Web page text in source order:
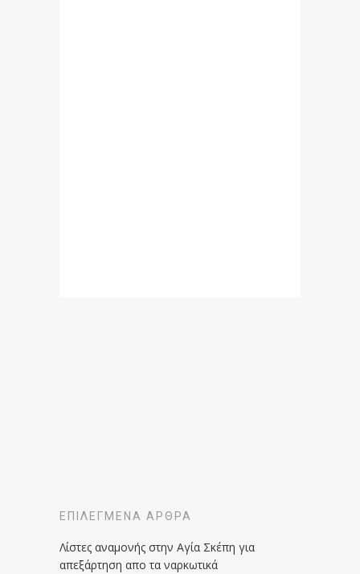
ΕΠΙΛΕΓΜΈΝΑ ΆΡΘΡΑ
Λίστες αναμονής στην Αγία Σκέπη για
απεξάρτηση απο τα ναρκωτικά